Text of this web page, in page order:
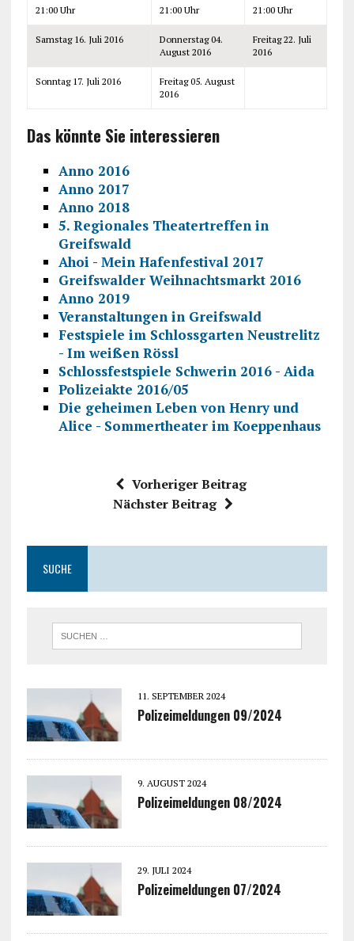
21:00 Uhr 21:00 Uhr 21:00 Uhr
Samstag 16. Juli 2016
Donnerstag 04.
August 2016
Freitag 22. Juli
2016
Sonntag 17. Juli 2016
Freitag 05. August
2016
Das könnte Sie interessieren
Anno 2016
Anno 2017
Anno 2018
5. Regionales Theatertreffen in
Greifswald
Ahoi - Mein Hafenfestival 2017
Greifswalder Weihnachtsmarkt 2016
Anno 2019
Veranstaltungen in Greifswald
Festspiele im Schlossgarten Neustrelitz
- Im weißen Rössl
Schlossfestspiele Schwerin 2016 - Aida
Polizeiakte 2016/05
Die geheimen Leben von Henry und
Alice - Sommertheater im Koeppenhaus
Vorheriger Beitrag
Nächster Beitrag
SUCHE
11. SEPTEMBER 2024
Polizeimeldungen 09/2024
9. AUGUST 2024
Polizeimeldungen 08/2024
29. JULI 2024
Polizeimeldungen 07/2024